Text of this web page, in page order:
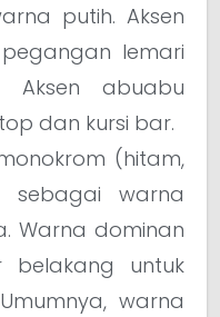
putih. Aksen
lemari
abuabu
dan kursi bar.
(hitam,
warna
Warna dominan
belakang untuk
warna